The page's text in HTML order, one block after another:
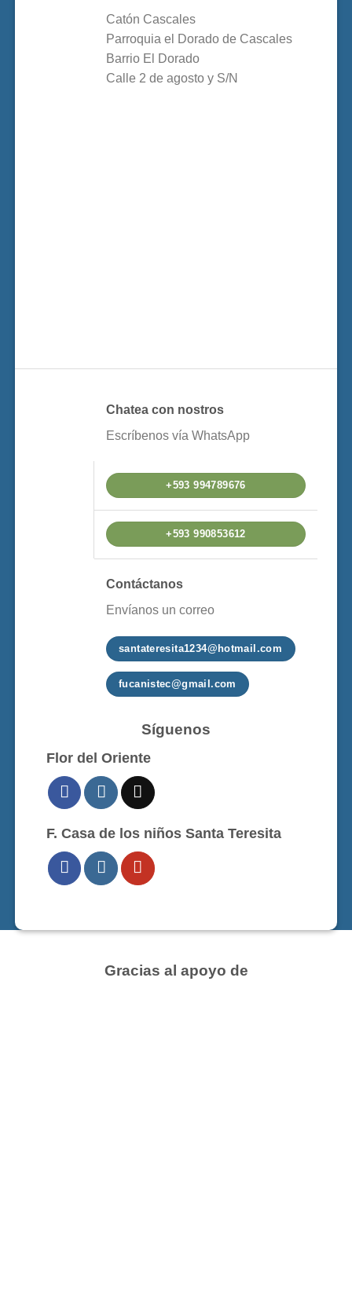
Catón Cascales
Parroquia el Dorado de Cascales
Barrio El Dorado
Calle 2 de agosto y S/N
Chatea con nostros
Escríbenos vía WhatsApp
+593 994789676
+593 990853612
Contáctanos
Envíanos un correo
santateresita1234@hotmail.com
fucanistec@gmail.com
Síguenos
Flor del Oriente
F. Casa de los niños Santa Teresita
Gracias al apoyo de